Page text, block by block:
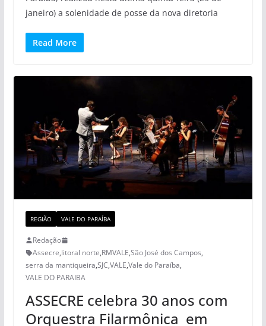
janeiro) a solenidade de posse da nova diretoria
Read More
REGIÃO VALE DO PARAÍBA
Redação
Assecre,litoral norte,RMVALE,São José dos Campos,
serra da mantiqueira,SJC,VALE,Vale do Paraíba,
VALE DO PARAIBA
ASSECRE celebra 30 anos com
Orquestra Filarmônica em